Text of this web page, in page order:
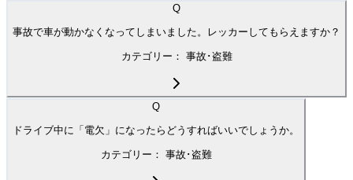
Q
事故で車が動かなくなってしまいました。レッカーしてもらえますか？
カテゴリー： 事故･盗難
Q
ドライブ中に「電欠」になったらどうすればいいでしょうか。
カテゴリー： 事故･盗難